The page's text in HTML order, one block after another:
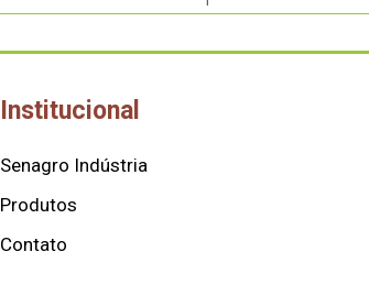
Institucional
Senagro Indústria
Produtos
Contato